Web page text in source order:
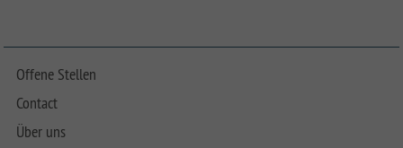
Offene Stellen
Contact
Über uns